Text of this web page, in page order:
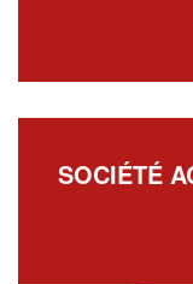
SOCIÉTÉ